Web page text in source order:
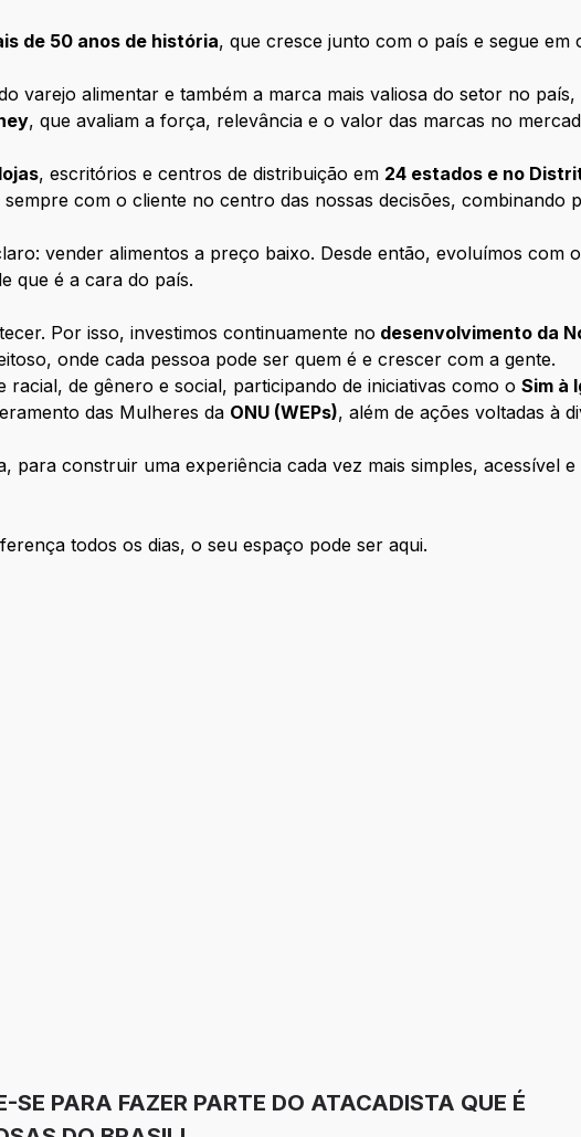
de 50 anos de história, que cresce junto com o país e segue em
varejo alimentar e também a marca mais valiosa do setor no país,
, que avaliam a força, relevância e o valor das marcas no
, escritórios e centros de distribuição em 24 estados e no
sempre com o cliente no centro das nossas decisões, combinando
vender alimentos a preço baixo. Desde então, evoluímos com
que é a cara do país.
Por isso, investimos continuamente no desenvolvimento da
onde cada pessoa pode ser quem é e crescer com a gente.
racial, de gênero e social, participando de iniciativas como oSim à
das Mulheres da ONU (WEPs), além de ações voltadas à
para construir uma experiência cada vez mais simples, acessível e
todos os dias, o seu espaço pode ser aqui.
PARA FAZER PARTE DO ATACADISTA QUE É